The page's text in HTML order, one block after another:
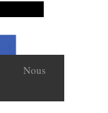
Nous